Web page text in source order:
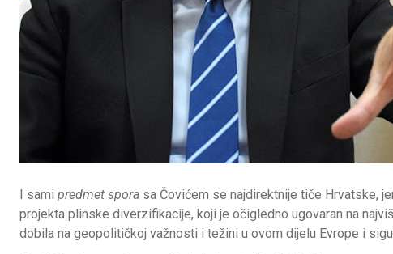
I sami predmet spora sa Čovićem se najdirektnije tiče Hrvatske,
projekta plinske diverzifikacije, koji je očigledno ugovaran na
dobila na geopolitičkoj važnosti i težini u ovom dijelu Evrope i